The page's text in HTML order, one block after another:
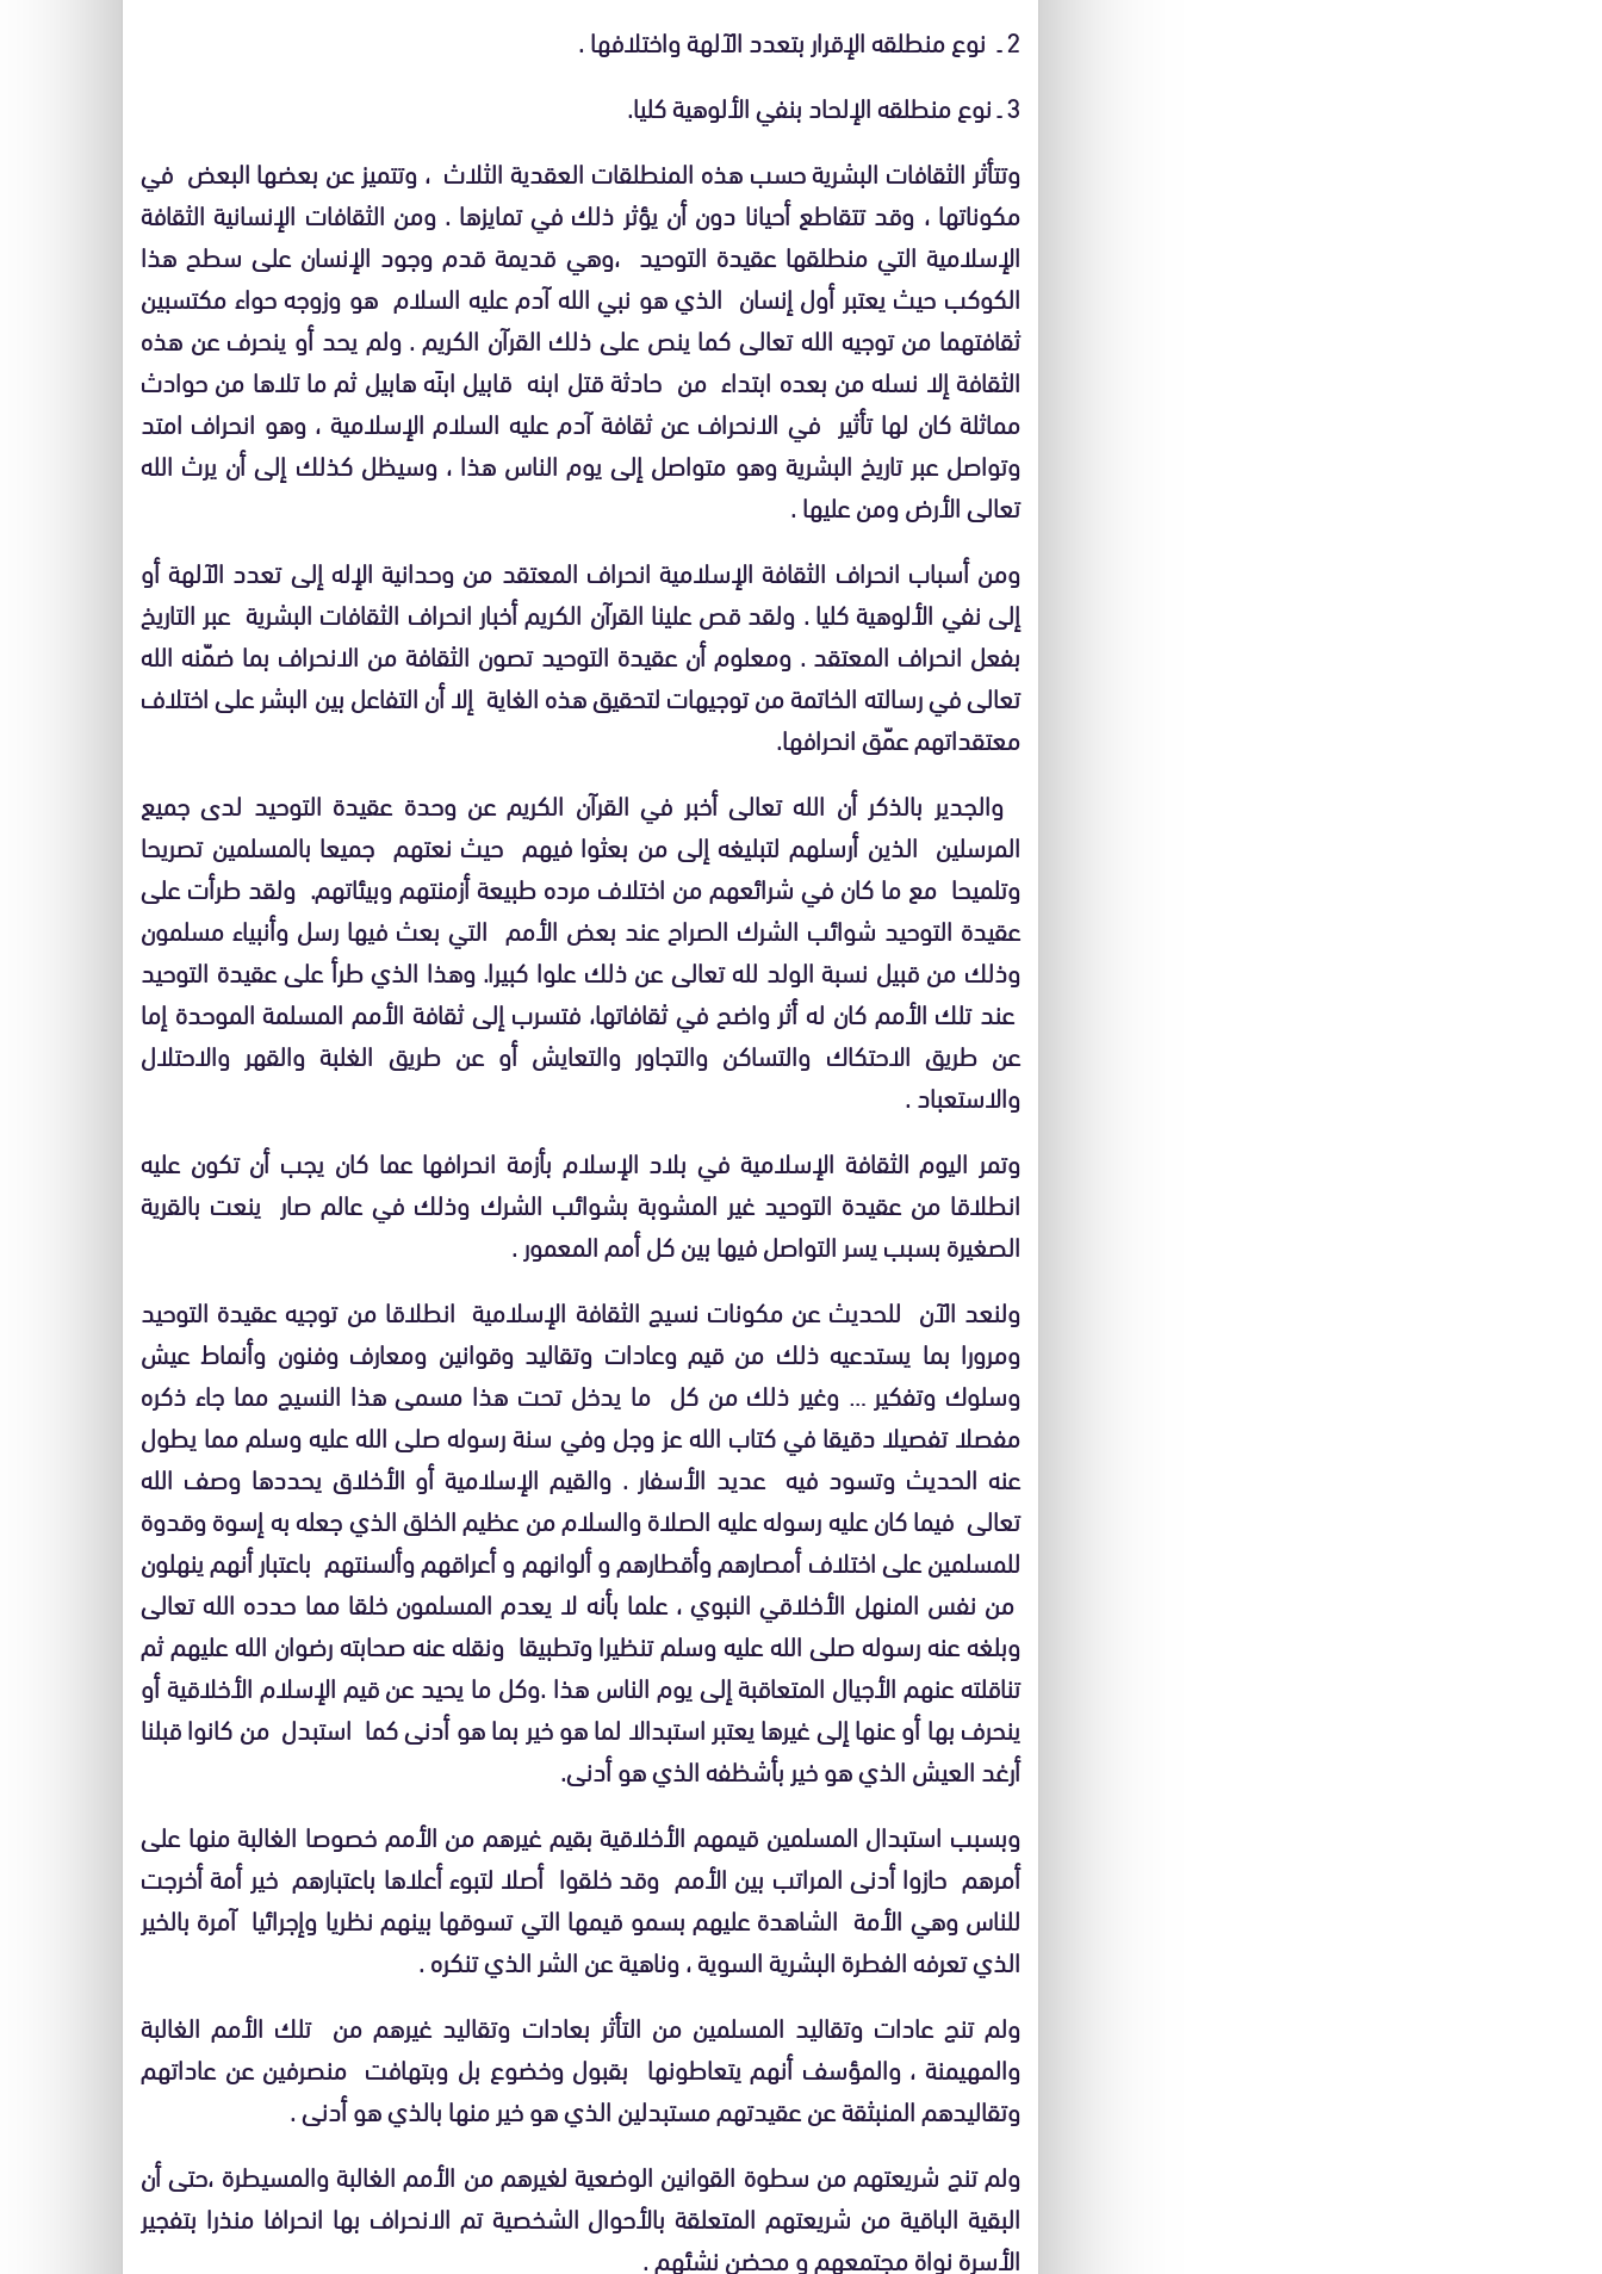
2 ـ نوع منطلقه الإقرار بتعدد الآلهة واختلافها .
3 ـ نوع منطلقه الإلحاد بنفي الألوهية كليا.
وتتأثر الثقافات البشرية حسب هذه المنطلقات العقدية الثلاث ، وتتميز عن بعضها البعض في
مكوناتها ، وقد تتقاطع أحيانا دون أن يؤثر ذلك في تمايزها . ومن الثقافات الإنسانية الثقافة
الإسلامية التي منطلقها عقيدة التوحيد ،وهي قديمة قدم وجود الإنسان على سطح هذا
الكوكب حيث يعتبر أول إنسان الذي هو نبي الله آدم عليه السلام هو وزوجه حواء مكتسبين
ثقافتهما من توجيه الله تعالى كما ينص على ذلك القرآن الكريم . ولم يحد أو ينحرف عن هذه
الثقافة إلا نسله من بعده ابتداء من حادثة قتل ابنه قابيل ابنَه هابيل ثم ما تلاها من حوادث
مماثلة كان لها تأثير في الانحراف عن ثقافة آدم عليه السلام الإسلامية ، وهو انحراف امتد
وتواصل عبر تاريخ البشرية وهو متواصل إلى يوم الناس هذا ، وسيظل كذلك إلى أن يرث الله
تعالى الأرض ومن عليها .
ومن أسباب انحراف الثقافة الإسلامية انحراف المعتقد من وحدانية الإله إلى تعدد الآلهة أو
إلى نفي الألوهية كليا . ولقد قص علينا القرآن الكريم أخبار انحراف الثقافات البشرية عبر التاريخ
بفعل انحراف المعتقد . ومعلوم أن عقيدة التوحيد تصون الثقافة من الانحراف بما ضمّنه الله
تعالى في رسالته الخاتمة من توجيهات لتحقيق هذه الغاية إلا أن التفاعل بين البشر على اختلاف
معتقداتهم عمّق انحرافها.
والجدير بالذكر أن الله تعالى أخبر في القرآن الكريم عن وحدة عقيدة التوحيد لدى جميع
المرسلين الذين أرسلهم لتبليغه إلى من بعثوا فيهم حيث نعتهم جميعا بالمسلمين تصريحا
وتلميحا مع ما كان في شرائعهم من اختلاف مرده طبيعة أزمنتهم وبيئاتهم. ولقد طرأت على
عقيدة التوحيد شوائب الشرك الصراح عند بعض الأمم التي بعث فيها رسل وأنبياء مسلمون
وذلك من قبيل نسبة الولد لله تعالى عن ذلك علوا كبيرا. وهذا الذي طرأ على عقيدة التوحيد
عند تلك الأمم كان له أثر واضح في ثقافاتها، فتسرب إلى ثقافة الأمم المسلمة الموحدة إما
عن طريق الاحتكاك والتساكن والتجاور والتعايش أو عن طريق الغلبة والقهر والاحتلال
والاستعباد .
وتمر اليوم الثقافة الإسلامية في بلاد الإسلام بأزمة انحرافها عما كان يجب أن تكون عليه
انطلاقا من عقيدة التوحيد غير المشوبة بشوائب الشرك وذلك في عالم صار ينعت بالقرية
الصغيرة بسبب يسر التواصل فيها بين كل أمم المعمور .
ولنعد الآن للحديث عن مكونات نسيج الثقافة الإسلامية انطلاقا من توجيه عقيدة التوحيد
ومرورا بما يستدعيه ذلك من قيم وعادات وتقاليد وقوانين ومعارف وفنون وأنماط عيش
وسلوك وتفكير … وغير ذلك من كل ما يدخل تحت هذا مسمى هذا النسيج مما جاء ذكره
مفصلا تفصيلا دقيقا في كتاب الله عز وجل وفي سنة رسوله صلى الله عليه وسلم مما يطول
عنه الحديث وتسود فيه عديد الأسفار . والقيم الإسلامية أو الأخلاق يحددها وصف الله
تعالى فيما كان عليه رسوله عليه الصلاة والسلام من عظيم الخلق الذي جعله به إسوة وقدوة
للمسلمين على اختلاف أمصارهم وأقطارهم و ألوانهم و أعراقهم وألسنتهم باعتبار أنهم ينهلون
من نفس المنهل الأخلاقي النبوي ، علما بأنه لا يعدم المسلمون خلقا مما حدده الله تعالى
وبلغه عنه رسوله صلى الله عليه وسلم تنظيرا وتطبيقا ونقله عنه صحابته رضوان الله عليهم ثم
تناقلته عنهم الأجيال المتعاقبة إلى يوم الناس هذا .وكل ما يحيد عن قيم الإسلام الأخلاقية أو
ينحرف بها أو عنها إلى غيرها يعتبر استبدالا لما هو خير بما هو أدنى كما استبدل من كانوا قبلنا
أرغد العيش الذي هو خير بأشظفه الذي هو أدنى.
وبسبب استبدال المسلمين قيمهم الأخلاقية بقيم غيرهم من الأمم خصوصا الغالبة منها على
أمرهم حازوا أدنى المراتب بين الأمم وقد خلقوا أصلا لتبوء أعلاها باعتبارهم خير أمة أخرجت
للناس وهي الأمة الشاهدة عليهم بسمو قيمها التي تسوقها بينهم نظريا وإجرائيا آمرة بالخير
الذي تعرفه الفطرة البشرية السوية ، وناهية عن الشر الذي تنكره .
ولم تنج عادات وتقاليد المسلمين من التأثر بعادات وتقاليد غيرهم من تلك الأمم الغالبة
والمهيمنة ، والمؤسف أنهم يتعاطونها بقبول وخضوع بل وبتهافت منصرفين عن عاداتهم
وتقاليدهم المنبثقة عن عقيدتهم مستبدلين الذي هو خير منها بالذي هو أدنى .
ولم تنج شريعتهم من سطوة القوانين الوضعية لغيرهم من الأمم الغالبة والمسيطرة ،حتى أن
البقية الباقية من شريعتهم المتعلقة بالأحوال الشخصية تم الانحراف بها انحرافا منذرا بتفجير
الأسرة نواة مجتمعهم و محضن نشئهم .